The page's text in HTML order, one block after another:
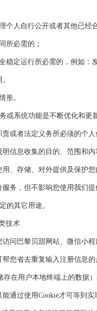
个人自行公开或者其他已经
所必需的；
稳定运行所必需的，例如
形。
或系统功能是不断优化和更
或者法定义务所必须的个
信息收集的目的、范围和
、存储、对外提供及保护
务，但不影响您使用我们
的其它用途。
技术
问巴黎贝甜网站、微信小
您省去重复输入注册信息
存在用户本地终端上的数据
通过使用Cookie才可等到